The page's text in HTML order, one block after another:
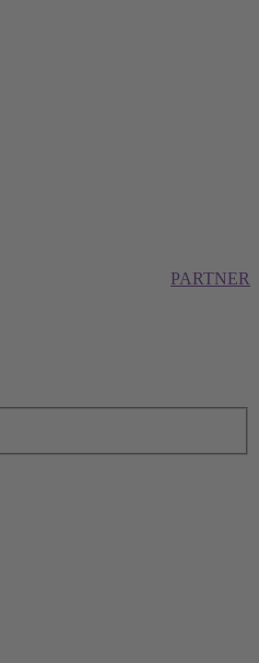
PARTNER